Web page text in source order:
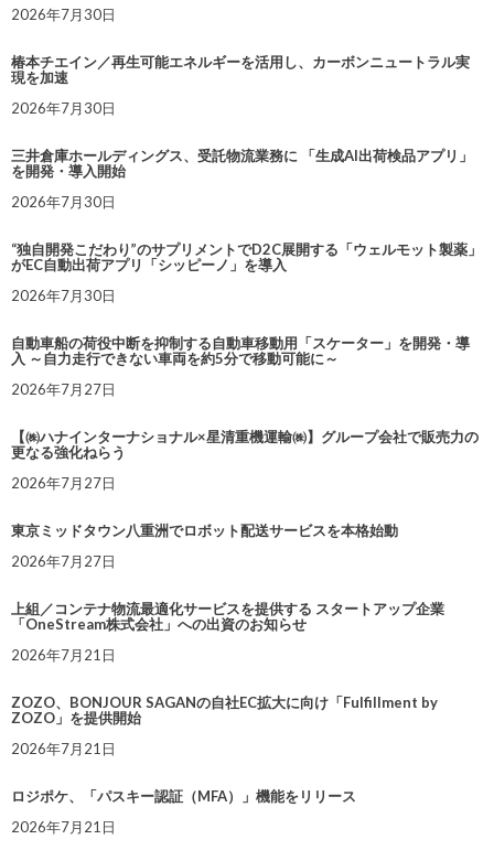
2026年7月30日
椿本チエイン／再生可能エネルギーを活用し、カーボンニュートラル実
現を加速
2026年7月30日
三井倉庫ホールディングス、受託物流業務に 「生成AI出荷検品アプリ」
を開発・導入開始
2026年7月30日
“独自開発こだわり”のサプリメントでD2C展開する「ウェルモット製薬」
がEC自動出荷アプリ「シッピーノ」を導入
2026年7月30日
自動車船の荷役中断を抑制する自動車移動用「スケーター」を開発・導
入 ～自力走行できない車両を約5分で移動可能に～
2026年7月27日
【㈱ハナインターナショナル×星清重機運輸㈱】グループ会社で販売力の
更なる強化ねらう
2026年7月27日
東京ミッドタウン八重洲でロボット配送サービスを本格始動
2026年7月27日
上組／コンテナ物流最適化サービスを提供する スタートアップ企業
「OneStream株式会社」への出資のお知らせ
2026年7月21日
ZOZO、BONJOUR SAGANの自社EC拡大に向け「Fulfillment by
ZOZO」を提供開始
2026年7月21日
ロジポケ、「パスキー認証（MFA）」機能をリリース
2026年7月21日